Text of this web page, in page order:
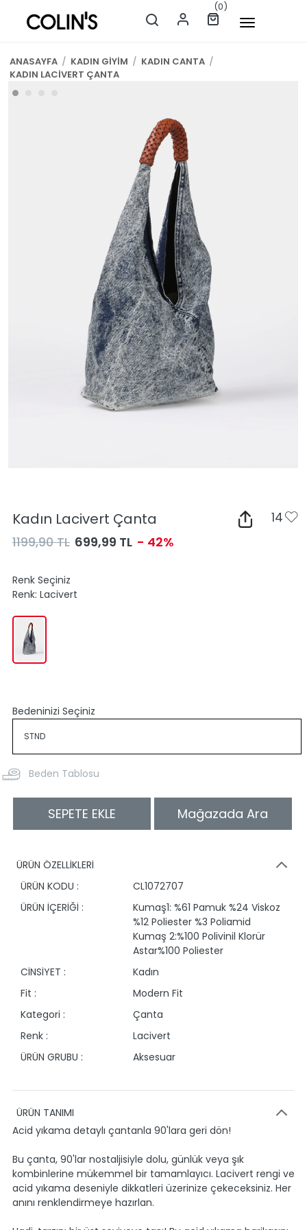
(0)
ANASAYFA / KADIN GİYİM / KADIN CANTA /
KADIN LACİVERT ÇANTA
Kadın Lacivert Çanta 14
1199,90 TL 699,99 TL - 42%
Renk Seçiniz
Renk: Lacivert
Bedeninizi Seçiniz
Beden Tablosu
SEPETE EKLE Mağazada Ara
ÜRÜN ÖZELLİKLERİ
ÜRÜN KODU :
CL1072707
ÜRÜN İÇERİĞİ :
Kumaş1: %61 Pamuk %24 Viskoz
%12 Poliester %3 Poliamid
Kumaş 2:%100 Polivinil Klorür
Astar%100 Poliester
CİNSİYET :
Kadın
Fit :
Modern Fit
Kategori :
Çanta
Renk :
Lacivert
ÜRÜN GRUBU :
Aksesuar
ÜRÜN TANIMI
Acid yıkama detaylı çantanla 90'lara geri dön!
Bu çanta, 90'lar nostaljisiyle dolu, günlük veya şık
kombinlerine mükemmel bir tamamlayıcı. Lacivert rengi ve
acid yıkama deseniyle dikkatleri üzerinize çekeceksiniz. Her
anını renklendirmeye hazırlan.